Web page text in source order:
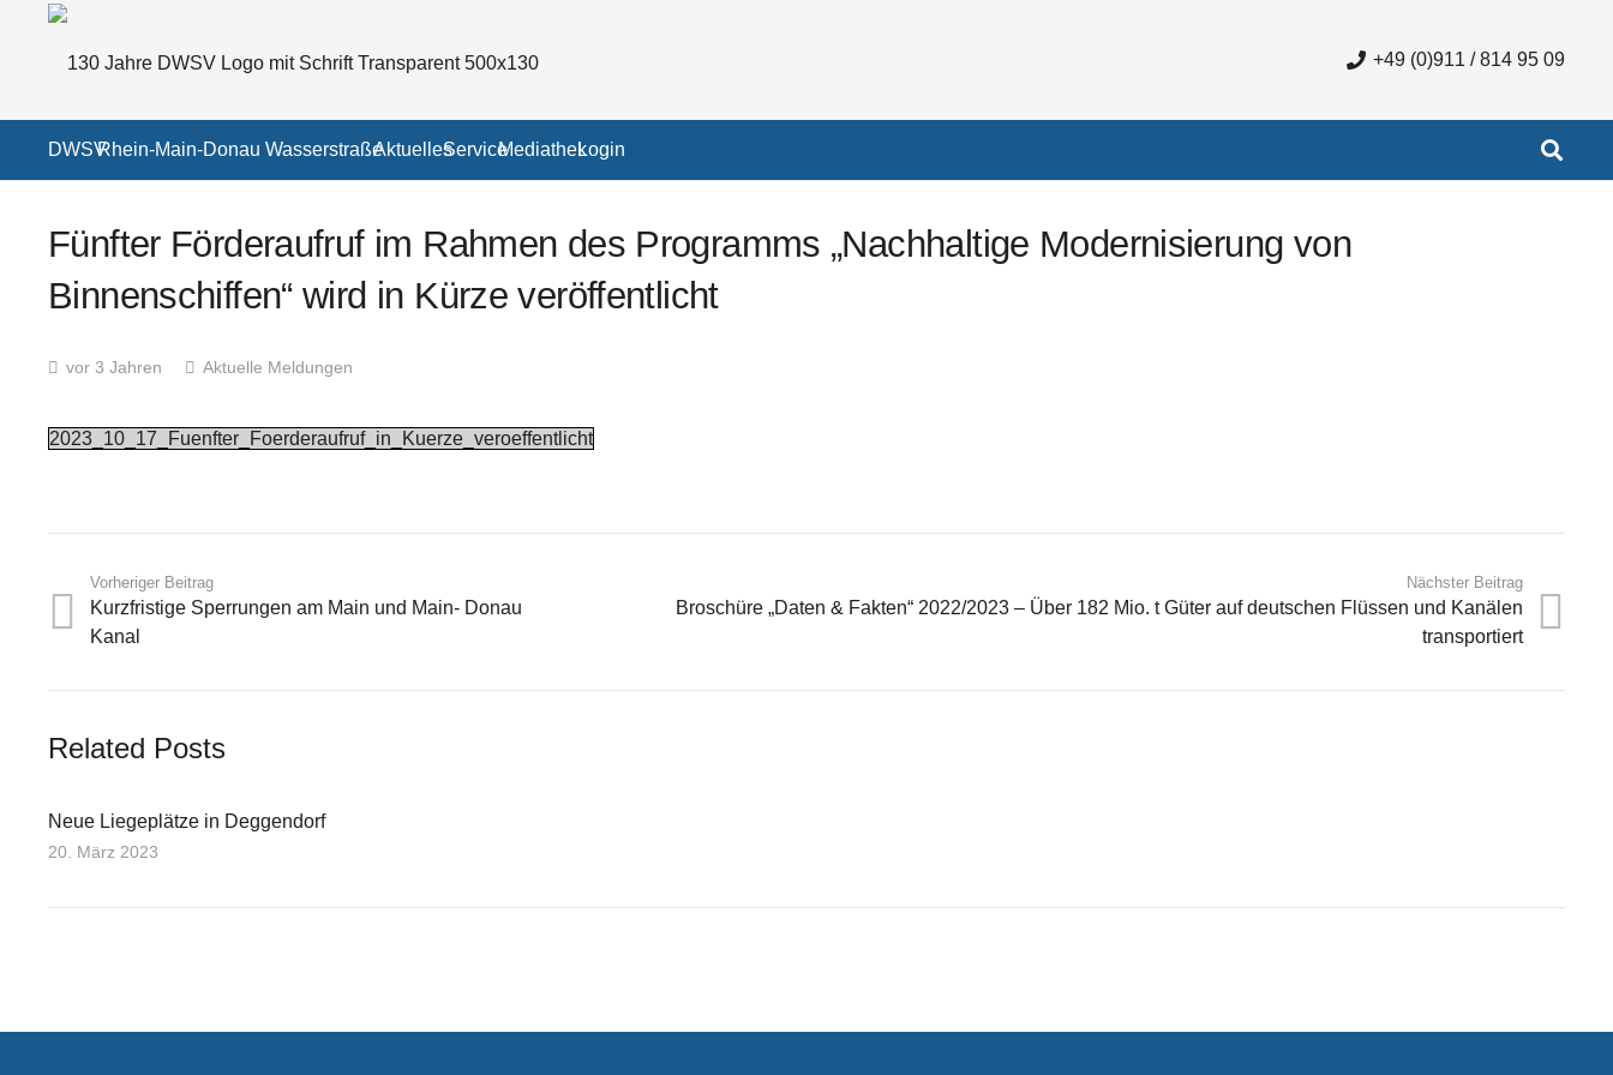
+49 (0)911 / 814 95 09
DWSVRhein-Main-Donau WasserstraßeAktuellesServiceMediathekLogin
Fünfter Förderaufruf im Rahmen des Programms „Nachhaltige Modernisierung von
Binnenschiffen“ wird in Kürze veröffentlicht
vor 3 Jahren Aktuelle Meldungen
2023_10_17_Fuenfter_Foerderaufruf_in_Kuerze_veroeffentlicht
Vorheriger Beitrag
Kurzfristige Sperrungen am Main und Main- Donau
Kanal
Nächster Beitrag
Broschüre „Daten & Fakten“ 2022/2023 – Über 182 Mio. t Güter auf deutschen Flüssen und Kanälen
transportiert
Related Posts
Neue Liegeplätze in Deggendorf
20. März 2023